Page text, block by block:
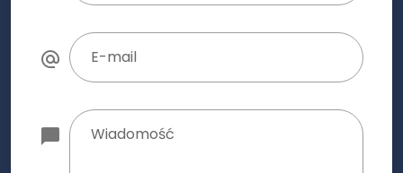
E-mail
Wiadomość